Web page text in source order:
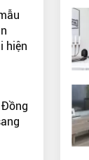
hiện
Đồng